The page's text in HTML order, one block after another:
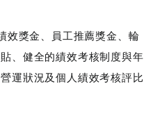
效獎金、員工推薦獎金、輪
、健全的績效考核制度與年
運狀況及個人績效考核評比